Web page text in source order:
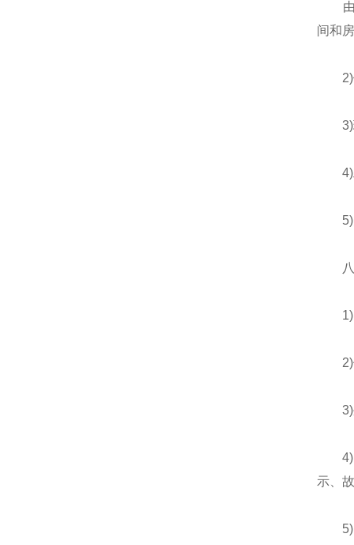
由于
间和
2)健
3)理
4)工
5)美
八
1)内
2)保
3)外
4)控
示、
5)电